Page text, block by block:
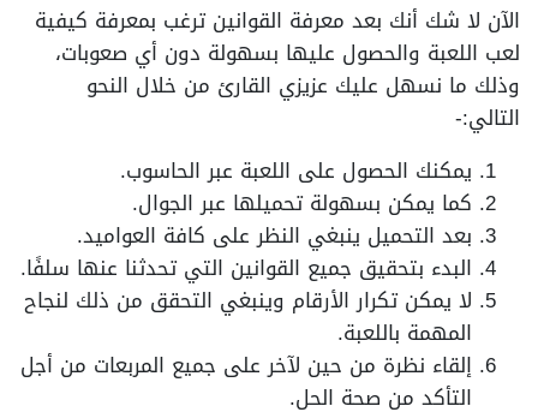
الآن لا شك أنك بعد معرفة القوانين ترغب بمعرفة كيفية
لعب اللعبة والحصول عليها بسهولة دون أي صعوبات،
وذلك ما نسهل عليك عزيزي القارئ من خلال النحو
التالي:-
يمكنك الحصول على اللعبة عبر الحاسوب.
كما يمكن بسهولة تحميلها عبر الجوال.
بعد التحميل ينبغي النظر على كافة العواميد.
البدء بتحقيق جميع القوانين التي تحدثنا عنها سلفًا.
لا يمكن تكرار الأرقام وينبغي التحقق من ذلك لنجاح
المهمة باللعبة.
إلقاء نظرة من حين لآخر على جميع المربعات من أجل
التأكد من صحة الحل.